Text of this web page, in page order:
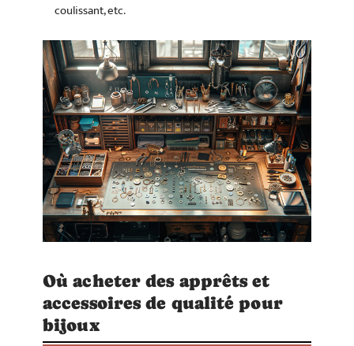
coulissant, etc.
Où acheter des apprêts et
accessoires de qualité pour
bijoux